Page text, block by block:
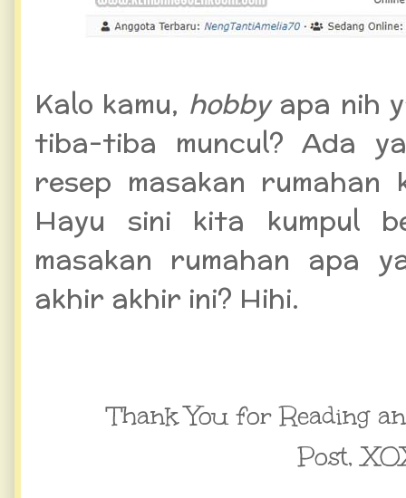
Kalo kamu, hobbyapa nih
tiba-tiba muncul? Ada
resep masakan rumahan
Hayu sini kita kumpul
masakan rumahan apa
akhir akhir ini? Hihi.
Thank You for Reading
Post,